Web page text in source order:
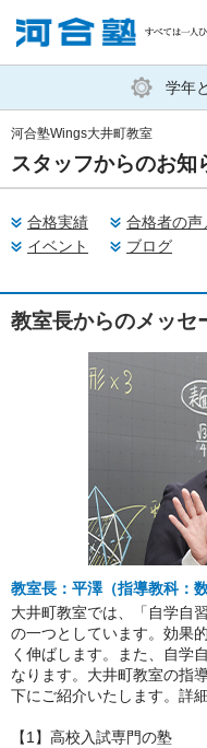
塾生の方
学年
スタッフからのお知
河合塾Wings大井町教室
合格実績 合格者の声
イベント
ブログ
教室長からのメッセ
教室長：平澤（指導教科：数
大井町教室では、「自学自
の一つとしています。効果
く伸ばします。また、自学
なります。大井町教室の指
下にご紹介いたします。詳
【1】高校入試専門の塾